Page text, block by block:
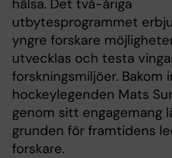
hälsa. Det två-åriga
utbytesprogrammet
yngre forskare
utvecklas och testa
forskningsmiljöer. Bakom
hockeylegenden Mats
genom sitt engagemang
grunden för framtidens
forskare.